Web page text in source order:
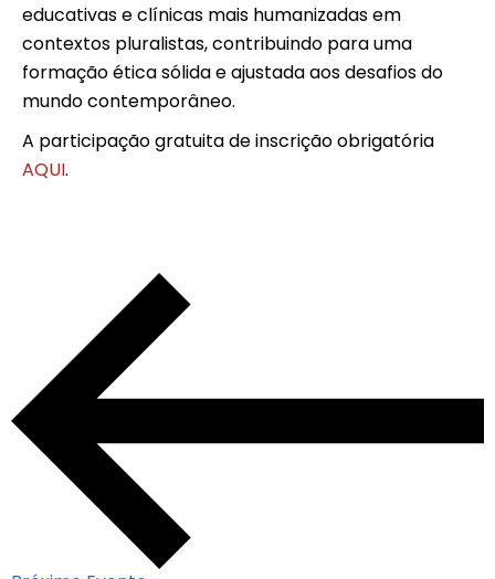
educativas e clínicas mais humanizadas em
contextos pluralistas, contribuindo para uma
formação ética sólida e ajustada aos desafios do
mundo contemporâneo.
A participação gratuita de inscrição obrigatória
AQUI.